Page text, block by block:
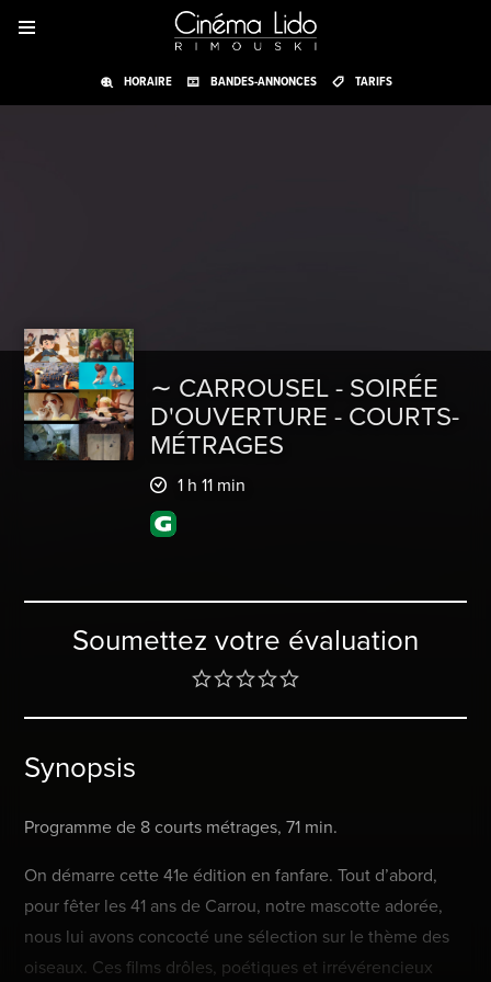
HORAIRE BANDES-ANNONCES TARIFS
∼ CARROUSEL - SOIRÉE
D'OUVERTURE - COURTS-
MÉTRAGES
1 h 11 min
Soumettez votre évaluation
Synopsis
Programme de 8 courts métrages, 71 min.
On démarre cette 41e édition en fanfare. Tout d’abord,
pour fêter les 41 ans de Carrou, notre mascotte adorée,
nous lui avons concocté une sélection sur le thème des
oiseaux. Ces films drôles, poétiques et irrévérencieux